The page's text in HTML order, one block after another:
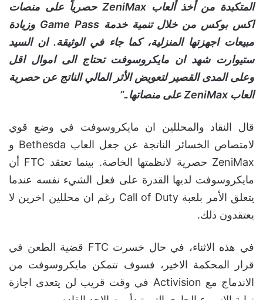
المتكبدة من أخذ ألعاب ZeniMax حصرياً على منصات
اكس بوكس من خلال تنمية خدمة Game Pass وزيادة
مبيعات اجهزتها المنزلية، كما جاء في الوثيقة. ان السيد
ستيوارت شهد ان مايكروسوفت تحتاج الى اموال اقل
وعلى المدى القصير لتعويض الأثر المالي الناتج عن حصرية
العاب ZeniMax على منصاتها..”
قال النقاد والمحللين ان مايكروسوفت في وضع قوي
لامتصاص الخسائر الناتجة عن جعل العاب Bethesda و
ZeniMax حصرية لانظمتها الخاصة. بينما تعتقد FTC أن
مايكروسوفت لديها القدرة على فعل الشيء نفسه عندما
يتعلق الأمر بلعبة Call of Duty رغم ان محللين اخرين لا
يعتقدون ذلك.
في هذه الاثناء، في حال خسرت FTC قضية الطعن في
قرار المحكمة الاخير، فسوف تتمكن مايكروسوفت من
الاندماج مع Activision في وقت قريب لن يتعدى اجازة